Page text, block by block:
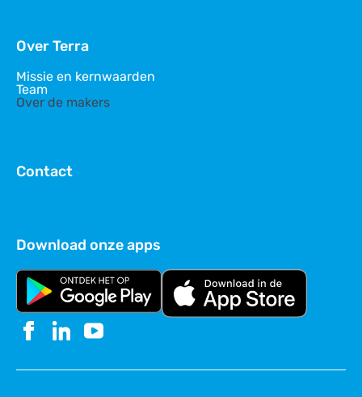
Over Terra
Missie en kernwaarden
Team
Over de makers
Contact
Download onze apps